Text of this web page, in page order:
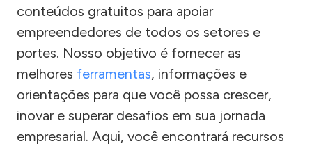
conteúdos gratuitos para apoiar
empreendedores de todos os setores e
portes. Nosso objetivo é fornecer as
melhores ferramentas, informações e
orientações para que você possa crescer,
inovar e superar desafios em sua jornada
empresarial. Aqui, você encontrará recursos